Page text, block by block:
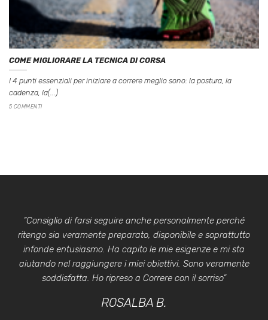
COME MIGLIORARE LA TECNICA DI CORSA
I 4 punti essenziali per iniziare a correre meglio sono: la postura, la
cadenza, la(...)
5 COMMENTI
“Consiglio di farsi seguire anche personalmente perché
ritengo sia veramente preparato, disponibile e soprattutto
infonde entusiasmo. Ha capito le mie esigenze e mi sta
aiutando nel raggiungere i miei obiettivi. Sono veramente
soddisfatta. Ho ripreso a Correre con il sorriso”
ROSALBA B.